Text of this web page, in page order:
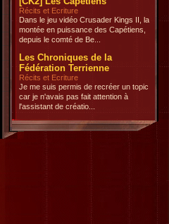
Récits et Ecriture
Dans le jeu vidéo Crusader Kings II, la
montée en puissance des Capétiens,
depuis le comté de Be...
Les Chroniques de la
Fédération Terrienne
Récits et Ecriture
Je me suis permis de recréer un topic
car je n'avais pas fait attention à
l'assistant de créatio...